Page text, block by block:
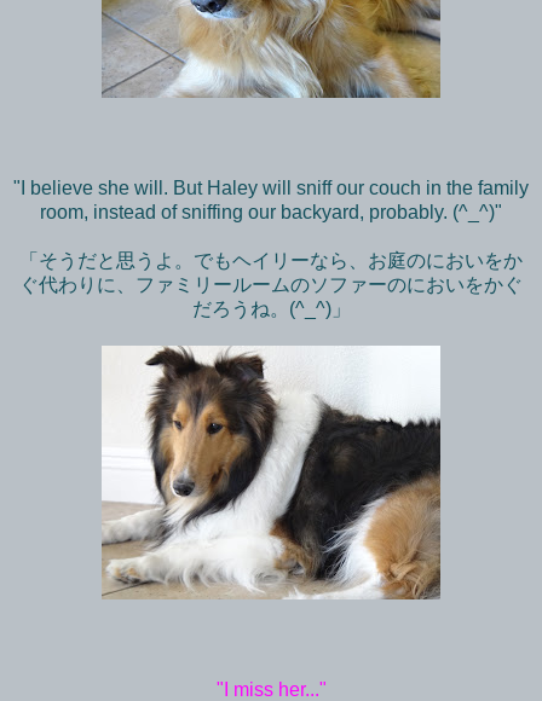
"I believe she will. But Haley will sniff our couch in the family
room, instead of sniffing our backyard, probably. (^_^)"
「そうだと思うよ。でもヘイリーなら、お庭のにおいをか
ぐ代わりに、ファミリールームのソファーのにおいをかぐ
だろうね。(^_^)」
"I miss her..."